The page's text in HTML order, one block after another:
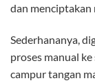
dan menciptakan
Sederhananya,
proses manual
campur tangan